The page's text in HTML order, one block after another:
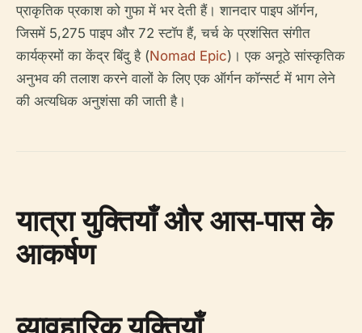
प्राकृतिक प्रकाश को गुफा में भर देती हैं। शानदार पाइप ऑर्गन,
जिसमें 5,275 पाइप और 72 स्टॉप हैं, चर्च के प्रशंसित संगीत
कार्यक्रमों का केंद्र बिंदु है (Nomad Epic)। एक अनूठे सांस्कृतिक
अनुभव की तलाश करने वालों के लिए एक ऑर्गन कॉन्सर्ट में भाग लेने
की अत्यधिक अनुशंसा की जाती है।
यात्रा युक्तियाँ और आस-पास के
आकर्षण